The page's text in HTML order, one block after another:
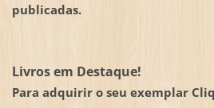
publicadas.
Livros em Destaque!
Para adquirir o seu exemplar